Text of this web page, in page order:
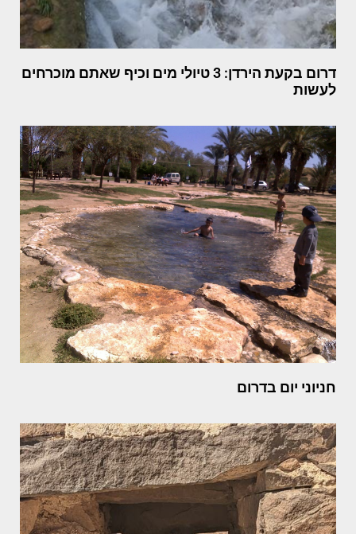
דרום בקעת הירדן: 3 טיולי מים וכיף שאתם מוכרחים
לעשות
חניוני יום בדרום